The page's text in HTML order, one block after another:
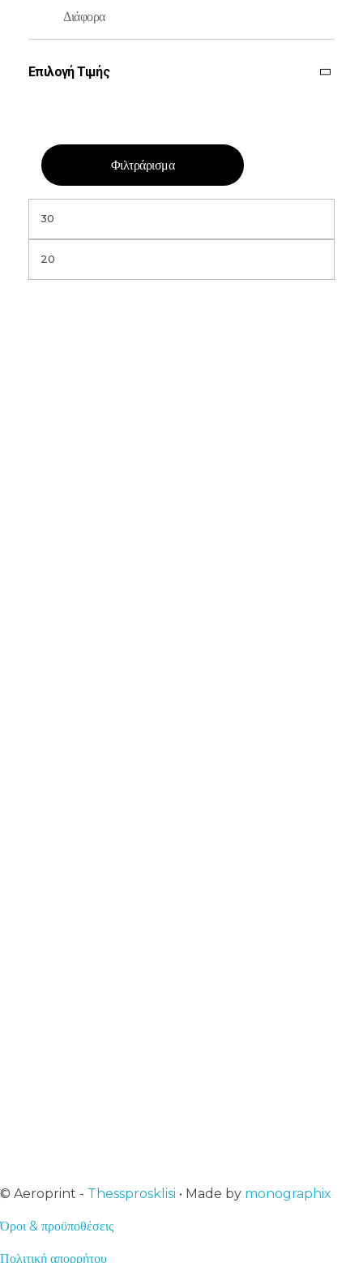
Διάφορα
Επιλογή Τιμής
Φιλτράρισμα
© Aeroprint - Thessprosklisi • Made by monographix
Όροι & προϋποθέσεις
Πολιτική απορρήτου